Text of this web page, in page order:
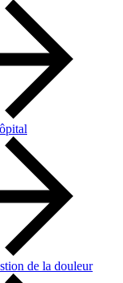
de la douleur